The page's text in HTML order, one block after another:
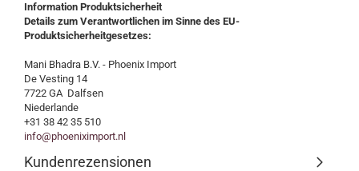
Information Produktsicherheit
Details zum Verantwortlichen im Sinne des EU-
Produktsicherheitgesetzes:
Mani Bhadra B.V. - Phoenix Import
De Vesting 14
7722 GA Dalfsen
Niederlande
+31 38 42 35 510
info@phoeniximport.nl
Kundenrezensionen